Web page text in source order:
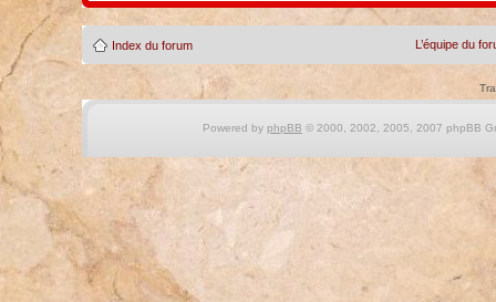
Index du forum L’équipe du
Powered by phpBB © 2000, 2002, 2005, 2007 phpBB